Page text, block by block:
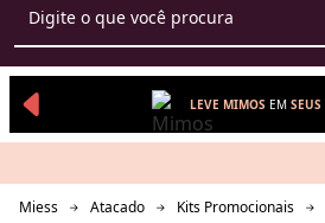
LEVE MIMOS EM SEUS
Miess Atacado Kits Promocionais